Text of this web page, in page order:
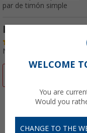
par de timón simple
Paleta
Nº de artículo 840410
WELCOME
You are
Would you
CHANGE TO THE